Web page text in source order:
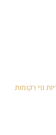
נוי רקומות